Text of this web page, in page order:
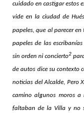
cuidado en castigar estos
vide en la ciudad de
papeles, que al parecer
papeles de las
sin orden ni concierto2
de autos dice su contexto
noticias del Alcalde, Pero
camino algunos moros
faltaban de la Villa y no